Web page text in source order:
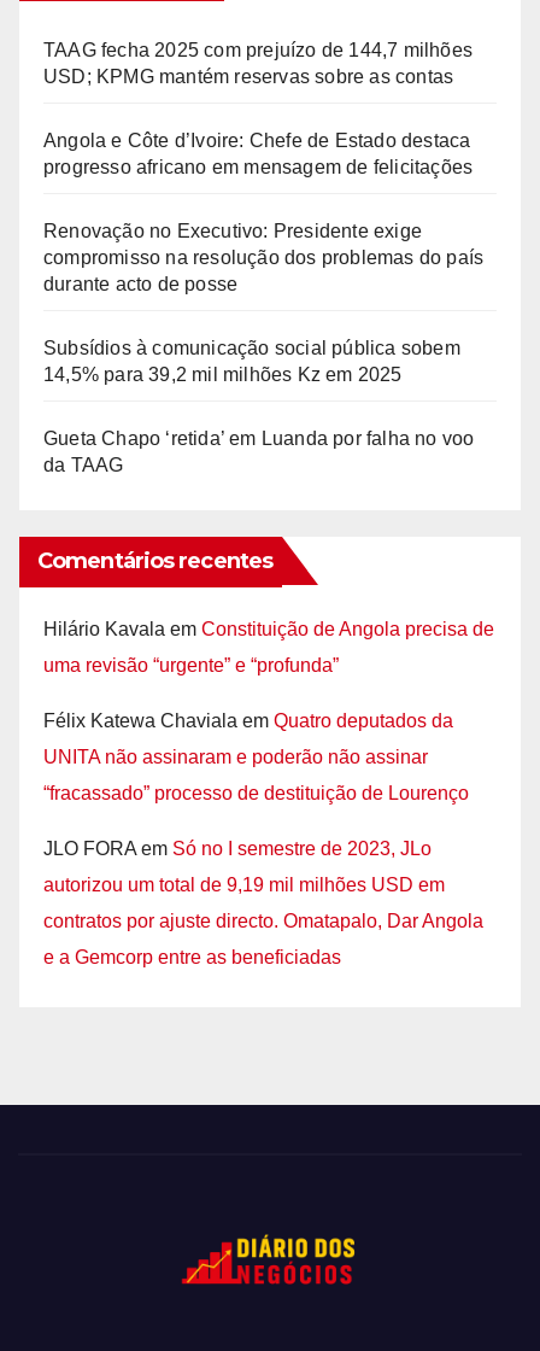
TAAG fecha 2025 com prejuízo de 144,7 milhões
USD; KPMG mantém reservas sobre as contas
Angola e Côte d’Ivoire: Chefe de Estado destaca
progresso africano em mensagem de felicitações
Renovação no Executivo: Presidente exige
compromisso na resolução dos problemas do país
durante acto de posse
Subsídios à comunicação social pública sobem
14,5% para 39,2 mil milhões Kz em 2025
Gueta Chapo ‘retida’ em Luanda por falha no voo
da TAAG
Comentários recentes
Hilário Kavala em Constituição de Angola precisa de
uma revisão “urgente” e “profunda”
Félix Katewa Chaviala em Quatro deputados da
UNITA não assinaram e poderão não assinar
“fracassado” processo de destituição de Lourenço
JLO FORA em Só no I semestre de 2023, JLo
autorizou um total de 9,19 mil milhões USD em
contratos por ajuste directo. Omatapalo, Dar Angola
e a Gemcorp entre as beneficiadas